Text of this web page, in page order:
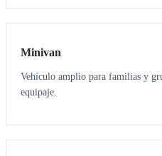
6 5
Minivan
Vehículo amplio para familias y
equipaje.
7 7